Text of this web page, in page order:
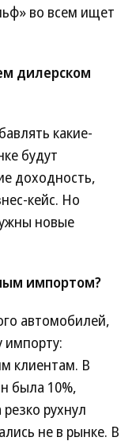
во всем ищет
дилерском
какие-
будут
доходность,
кейс. Но
новые
импортом?
автомобилей,
импорту:
клиентам. В
была 10%,
рухнул
не в рынке. В